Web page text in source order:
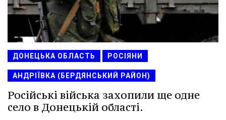
ДОНЕЦЬКА ОБЛАСТЬ РОСІЯНИ
АНДРІЇВКА (БЕРДЯНСЬКИЙ РАЙОН)
Російські війська захопили ще одне
село в Донецькій області.